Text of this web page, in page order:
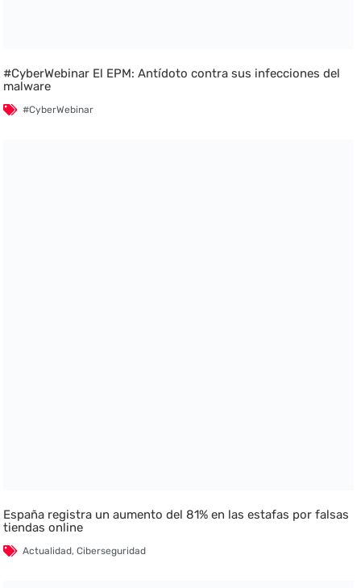
#CyberWebinar El EPM: Antídoto contra sus infecciones del
malware
#CyberWebinar
España registra un aumento del 81% en las estafas por falsas
tiendas online
Actualidad,Ciberseguridad